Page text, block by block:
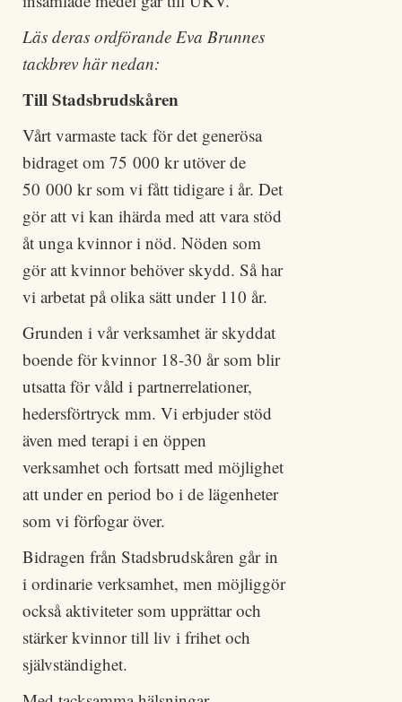
Läs deras ordförande Eva Brunnes
tackbrev här nedan:
Till Stadsbrudskåren
Vårt varmaste tack för det generösa
bidraget om 75 000 kr utöver de
50 000 kr som vi fått tidigare i år. Det
gör att vi kan ihärda med att vara stöd
åt unga kvinnor i nöd. Nöden som
gör att kvinnor behöver skydd. Så har
vi arbetat på olika sätt under 110 år.
Grunden i vår verksamhet är skyddat
boende för kvinnor 18-30 år som blir
utsatta för våld i partnerrelationer,
hedersförtryck mm. Vi erbjuder stöd
även med terapi i en öppen
verksamhet och fortsatt med möjlighet
att under en period bo i de lägenheter
som vi förfogar över.
Bidragen från Stadsbrudskåren går in
i ordinarie verksamhet, men möjliggör
också aktiviteter som upprättar och
stärker kvinnor till liv i frihet och
självständighet.